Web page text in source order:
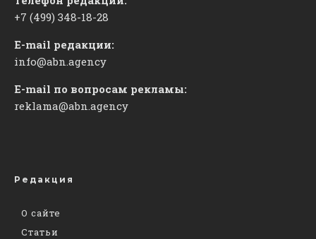
+7 (499) 348-18-28
E-mail редакции:
info@abn.agency
E-mail по вопросам рекламы:
reklama@abn.agency
Редакция
О сайте
Статьи